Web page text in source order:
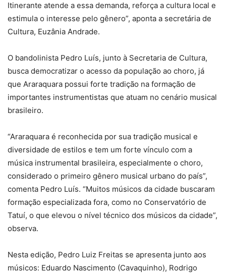
Itinerante atende a essa demanda, reforça a cultura local e
estimula o interesse pelo gênero”, aponta a secretária de
Cultura, Euzânia Andrade.
O bandolinista Pedro Luís, junto à Secretaria de Cultura,
busca democratizar o acesso da população ao choro, já
que Araraquara possui forte tradição na formação de
importantes instrumentistas que atuam no cenário musical
brasileiro.
“Araraquara é reconhecida por sua tradição musical e
diversidade de estilos e tem um forte vínculo com a
música instrumental brasileira, especialmente o choro,
considerado o primeiro gênero musical urbano do país”,
comenta Pedro Luís. “Muitos músicos da cidade buscaram
formação especializada fora, como no Conservatório de
Tatuí, o que elevou o nível técnico dos músicos da cidade”,
observa.
Nesta edição, Pedro Luiz Freitas se apresenta junto aos
músicos: Eduardo Nascimento (Cavaquinho), Rodrigo